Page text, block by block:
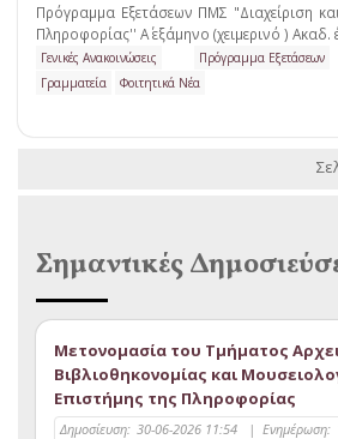
Πρόγραμμα Εξετάσεων ΠΜΣ "Διαχείριση
Πληροφορίας'' Α΄ εξάμηνο (χειμερινό )
Γενικές Ανακοινώσεις Πρόγραμμα Εξετάσεων
Γραμματεία
Φοιτητικά Νέα
Σημαντικές
Μετονομασία του Τμήματος
Βιβλιοθηκονομίας και
Επιστήμης της Πληροφορίας
Δημοσίευση: 30-06-2026 11:54 | Ενημέρωση: